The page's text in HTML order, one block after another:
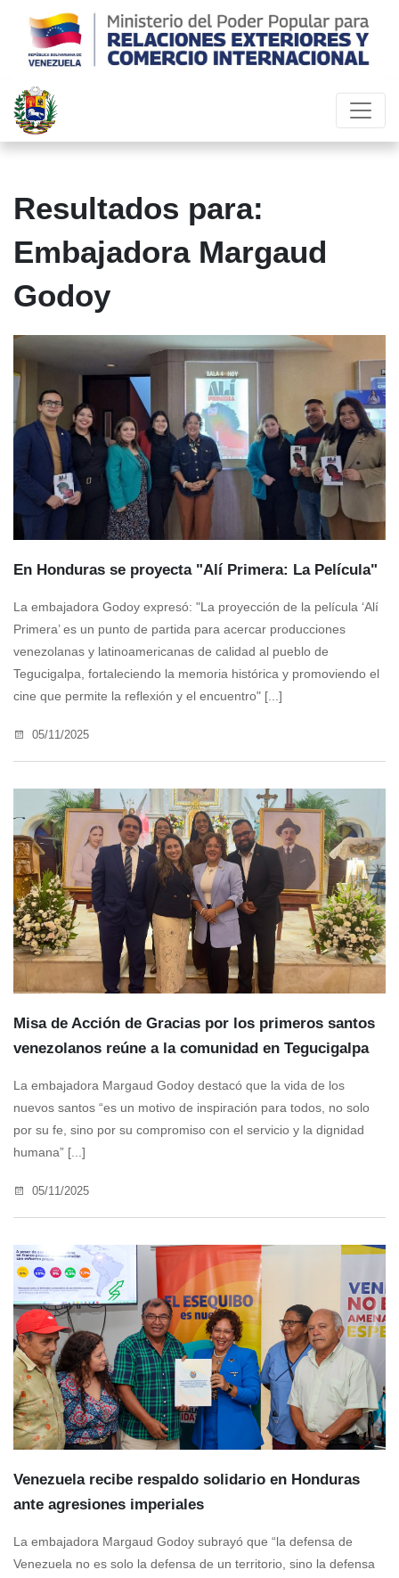
Resultados para:
Embajadora Margaud
Godoy
En Honduras se proyecta "Alí Primera: La Película"
La embajadora Godoy expresó: "La proyección de la película ‘Alí
Primera’ es un punto de partida para acercar producciones
venezolanas y latinoamericanas de calidad al pueblo de
Tegucigalpa, fortaleciendo la memoria histórica y promoviendo el
cine que permite la reflexión y el encuentro" [...]
05/11/2025
Misa de Acción de Gracias por los primeros santos
venezolanos reúne a la comunidad en Tegucigalpa
La embajadora Margaud Godoy destacó que la vida de los
nuevos santos “es un motivo de inspiración para todos, no solo
por su fe, sino por su compromiso con el servicio y la dignidad
humana” [...]
05/11/2025
Venezuela recibe respaldo solidario en Honduras
ante agresiones imperiales
La embajadora Margaud Godoy subrayó que “la defensa de
Venezuela no es solo la defensa de un territorio, sino la defensa